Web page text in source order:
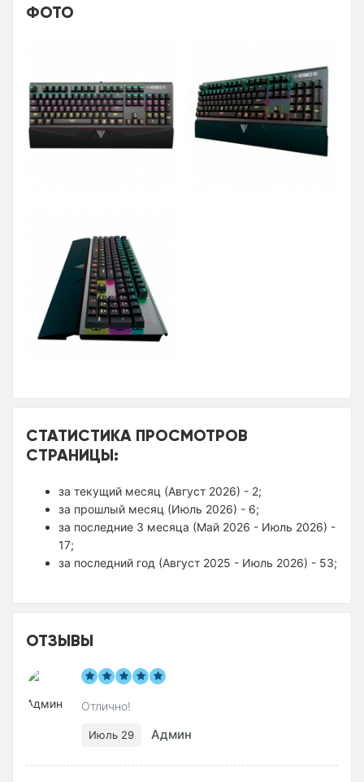
ФОТО
СТАТИСТИКА ПРОСМОТРОВ
СТРАНИЦЫ:
за текущий месяц (Август 2026) - 2;
за прошлый месяц (Июль 2026) - 6;
за последние 3 месяца (Май 2026 - Июль 2026) -
17;
за последний год (Август 2025 - Июль 2026) - 53;
ОТЗЫВЫ
Отлично!
Июль 29 Админ